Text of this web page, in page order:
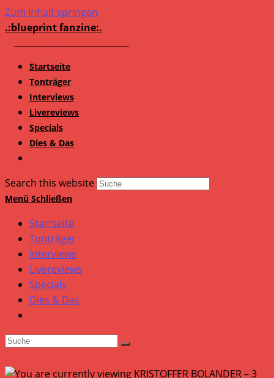
Zum Inhalt springen
.:blueprint fanzine:.
Startseite
Tonträger
Interviews
Livereviews
Specials
Dies & Das
Search this website
Menü Schließen
Startseite
Tonträger
Interviews
Livereviews
Specials
Dies & Das